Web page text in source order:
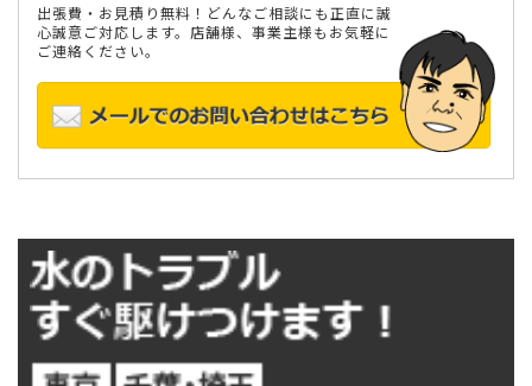
出張費・お見積り無料！どんなご相談にも正直に誠
心誠意ご対応します。店舗様、事業主様もお気軽に
ご連絡ください。